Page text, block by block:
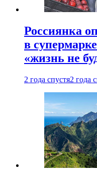
Россиянка
в
«жизнь не
2 года спустя2 года